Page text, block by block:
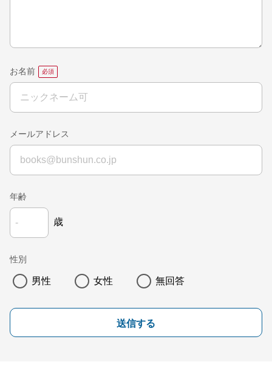
お名前
メールアドレス
年齢
歳
性別
男性 女性 無回答
送信する